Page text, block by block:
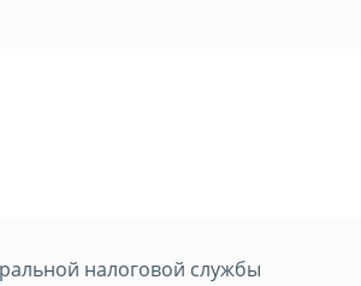
налоговой службы